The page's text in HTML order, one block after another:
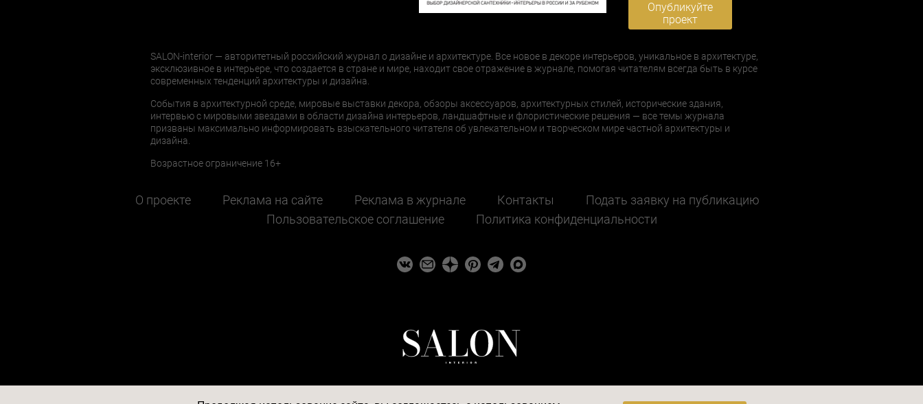
Опубликуйте
проект
SALON-interior — авторитетный российский журнал о дизайне и архитектуре. Все новое в декоре интерьеров, уникальное в архитектуре,
эксклюзивное в интерьере, что создается в стране и мире, находит свое отражение в журнале, помогая читателям всегда быть в курсе
современных тенденций архитектуры и дизайна.
События в архитектурной среде, мировые выставки декора, обзоры аксессуаров, архитектурных стилей, исторические здания,
интервью с мировыми звездами в области дизайна интерьеров, ландшафтные и флористические решения — все темы журнала
призваны максимально информировать взыскательного читателя об увлекательном и творческом мире частной архитектуры и
дизайна.
Возрастное ограничение 16+
О проекте Реклама на сайте Реклама в журнале Контакты
Подать заявку на публикацию
Пользовательское соглашение
Политика конфиденциальности